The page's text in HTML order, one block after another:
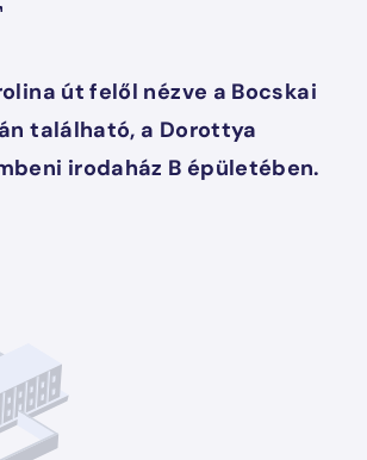
út felől nézve a Bocskai
található, a Dorottya
irodaház B épületében.